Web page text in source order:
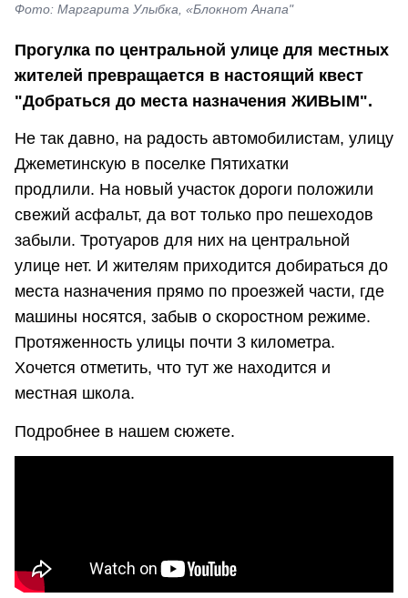
Фото: Маргарита Улыбка, «Блокнот Анапа"
Прогулка по центральной улице для местных
жителей превращается в настоящий квест
"Добраться до места назначения ЖИВЫМ".
Не так давно, на радость автомобилистам, улицу
Джеметинскую в поселке Пятихатки
продлили. На новый участок дороги положили
свежий асфальт, да вот только про пешеходов
забыли. Тротуаров для них на центральной
улице нет. И жителям приходится добираться до
места назначения прямо по проезжей части, где
машины носятся, забыв о скоростном режиме.
Протяженность улицы почти 3 километра.
Хочется отметить, что тут же находится и
местная школа.
Подробнее в нашем сюжете.